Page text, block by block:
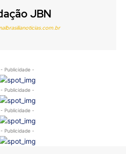
JBN
- Publicidade -
- Publicidade -
- Publicidade -
- Publicidade -